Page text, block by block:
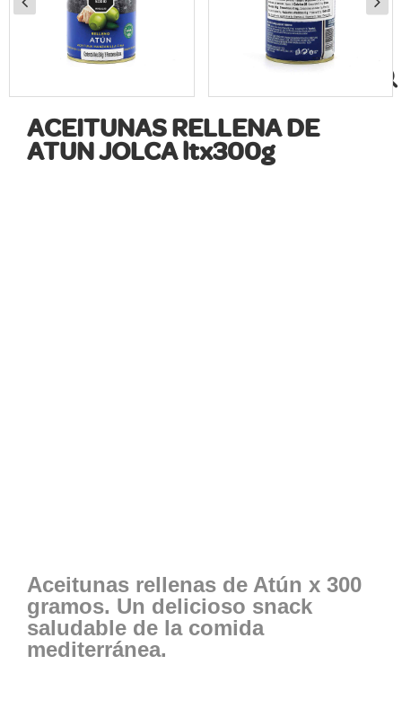
ACEITUNAS RELLENA DE
ATUN JOLCA ltx300g
Aceitunas rellenas de Atún x 300
gramos. Un delicioso snack
saludable de la comida
mediterránea.